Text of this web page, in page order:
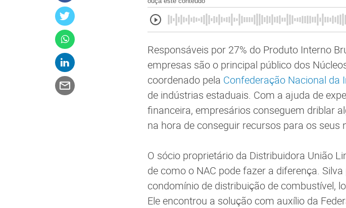
Responsáveis por 27% do Produto Interno
empresas são o principal público dos
coordenado pela Confederação Nacional da
de indústrias estaduais. Com a ajuda de
financeira, empresários conseguem driblar
na hora de conseguir recursos para os seus
O sócio proprietário da Distribuidora União
de como o NAC pode fazer a diferença.
condomínio de distribuição de combustível,
Ele encontrou a solução com auxílio da